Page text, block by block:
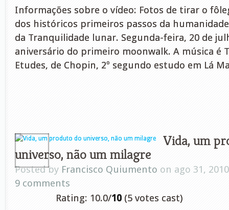
Informações sobre o vídeo: Fotos de tirar o
dos históricos primeiros passos da
da Tranquilidade lunar. Segunda-feira, 20 de
aniversário do primeiro moonwalk. A música é
Etudes, de Chopin, 2º segundo estudo em Lá
Vida, um
universo, não um milagre
Posted by Francisco Quiumento on ago 31,
9 comments
Rating: 10.0/10 (5 votes cast)